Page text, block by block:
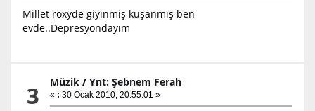
Millet roxyde giyinmiş kuşanmış ben
evde..Depresyondayım
3 Müzik /Ynt: Şebnem Ferah
« : 30 Ocak 2010, 20:55:01 »